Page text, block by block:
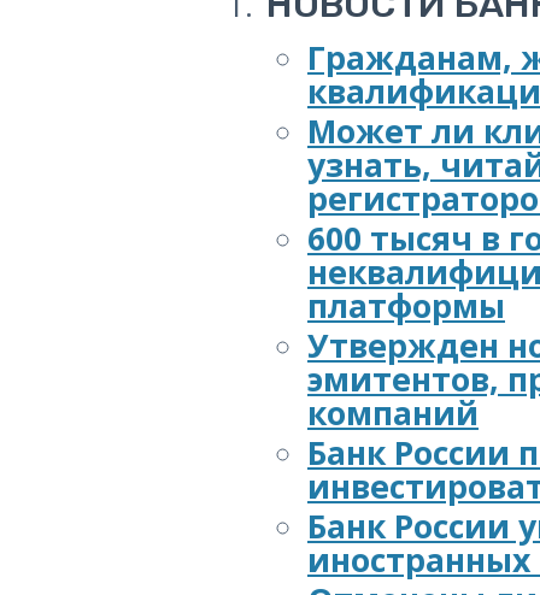
Гражданам,
Может ли
узнать,
600 тысяч в
платформы
Утвержден
эмитентов,
компаний
Банк России
Банк России